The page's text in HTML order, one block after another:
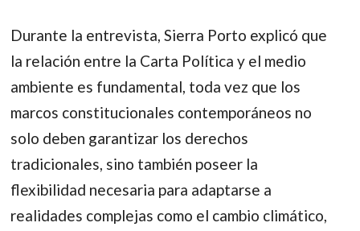
Durante la entrevista, Sierra Porto explicó que
la relación entre la Carta Política y el medio
ambiente es fundamental, toda vez que los
marcos constitucionales contemporáneos no
solo deben garantizar los derechos
tradicionales, sino también poseer la
flexibilidad necesaria para adaptarse a
realidades complejas como el cambio climático,